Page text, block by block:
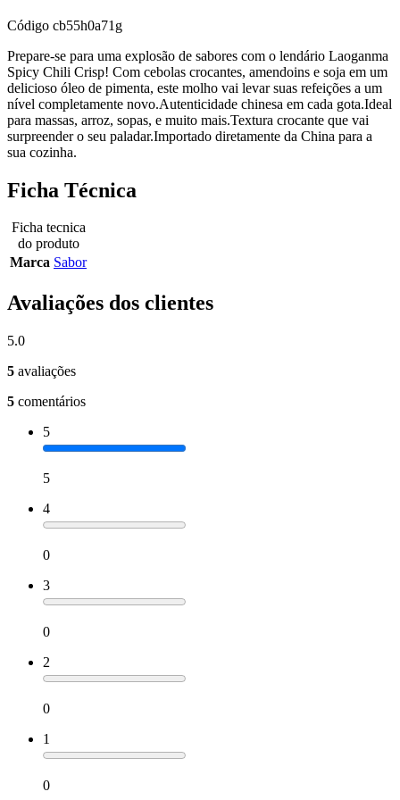
Código cb55h0a71g
Prepare-se para uma explosão de sabores com o lendário Laoganma
Spicy Chili Crisp! Com cebolas crocantes, amendoins e soja em um
delicioso óleo de pimenta, este molho vai levar suas refeições a um
nível completamente novo.Autenticidade chinesa em cada gota.Ideal
para massas, arroz, sopas, e muito mais.Textura crocante que vai
surpreender o seu paladar.Importado diretamente da China para a
sua cozinha.
Ficha Técnica
Ficha tecnica
do produto
Marca Sabor
Avaliações dos clientes
5.0
5 avaliações
5 comentários
5
5
4
0
3
0
2
0
1
0